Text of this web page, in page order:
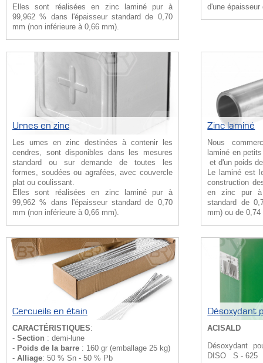
Elles sont réalisées en zinc laminé pur à
99,962 % dans l'épaisseur standard de 0,70
mm (non inférieure à 0,66 mm).
d'une
Urnes en zinc
Les urnes en zinc destinées à contenir les
cendres, sont disponibles dans les mesures
standard ou sur demande de toutes les
formes, soudées ou agrafées, avec couvercle
plat ou coulissant.
Elles sont réalisées en zinc laminé pur à
99,962 % dans l'épaisseur standard de 0,70
mm (non inférieure à 0,66 mm).
Zinc laminé
Nous
laminé en
et d'un poids
Le laminé est
construction
en zinc pur à
standard de
mm) ou de
Cercueils en étain
CARACTÉRISTIQUES:
- Section : demi-lune
- Poids de la barre : 160 gr (emballage 25 kg)
- Alliage: 50 % Sn - 50 % Pb
Désoxydant
ACISALD
Désoxydant
DISO S - 625